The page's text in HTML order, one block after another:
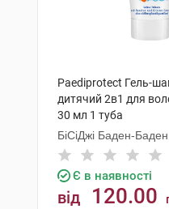
Paediprotect Гель-
дитячий 2в1 для
30 мл 1 туба
БіСіДжі Баден-
Груп Гмбх
Є в наявності
від 120.00